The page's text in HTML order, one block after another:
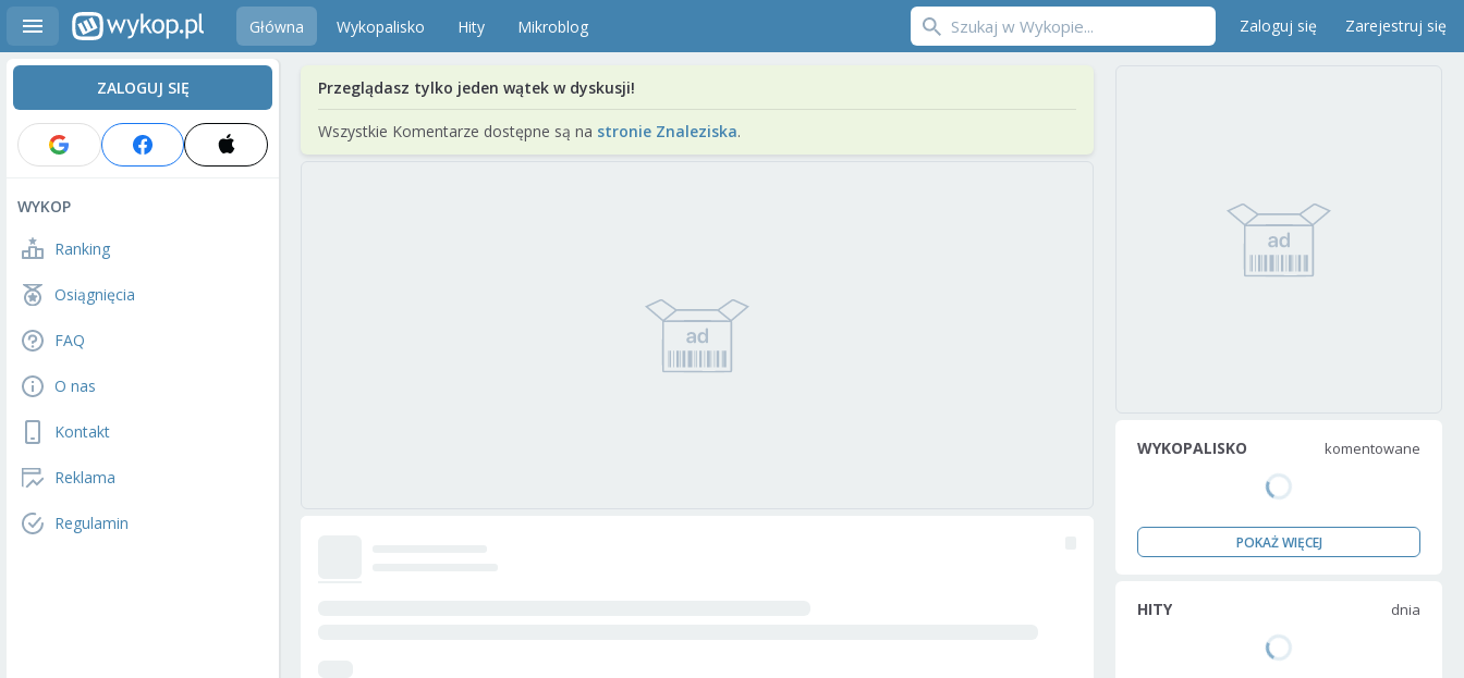
Główna Wykopalisko Hity Mikroblog Zaloguj się Zarejestruj się
ZALOGUJ SIĘ
WYKOP
Ranking
Osiągnięcia
FAQ
O nas
Kontakt
Reklama
Regulamin
Przeglądasz tylko jeden wątek w dyskusji!
Wszystkie Komentarze dostępne są na stronie Znaleziska.
WYKOPALISKO komentowane
POKAŻ WIĘCEJ
HITY dnia